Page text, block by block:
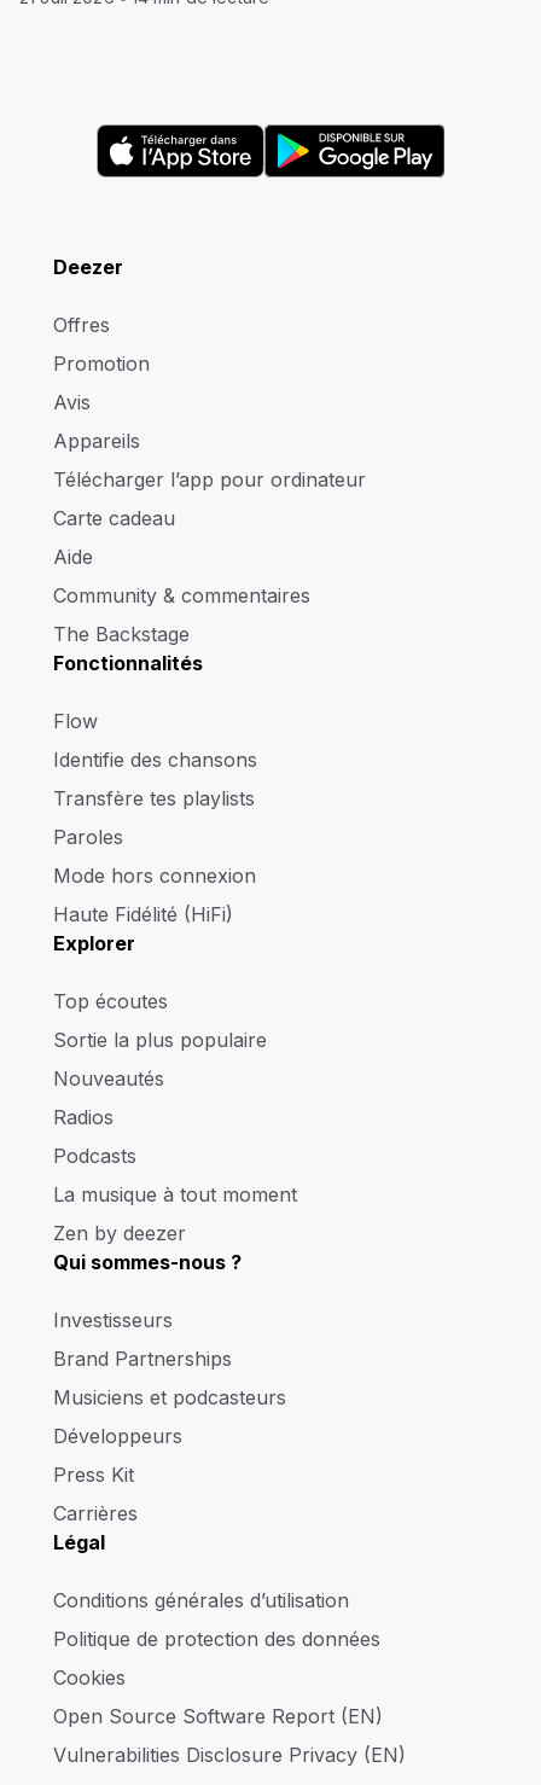
Deezer
Offres
Promotion
Avis
Appareils
Télécharger l’app pour ordinateur
Carte cadeau
Aide
Community & commentaires
The Backstage
Fonctionnalités
Flow
Identifie des chansons
Transfère tes playlists
Paroles
Mode hors connexion
Haute Fidélité (HiFi)
Explorer
Top écoutes
Sortie la plus populaire
Nouveautés
Radios
Podcasts
La musique à tout moment
Zen by deezer
Qui sommes-nous ?
Investisseurs
Brand Partnerships
Musiciens et podcasteurs
Développeurs
Press Kit
Carrières
Légal
Conditions générales d’utilisation
Politique de protection des données
Cookies
Open Source Software Report (EN)
Vulnerabilities Disclosure Privacy (EN)